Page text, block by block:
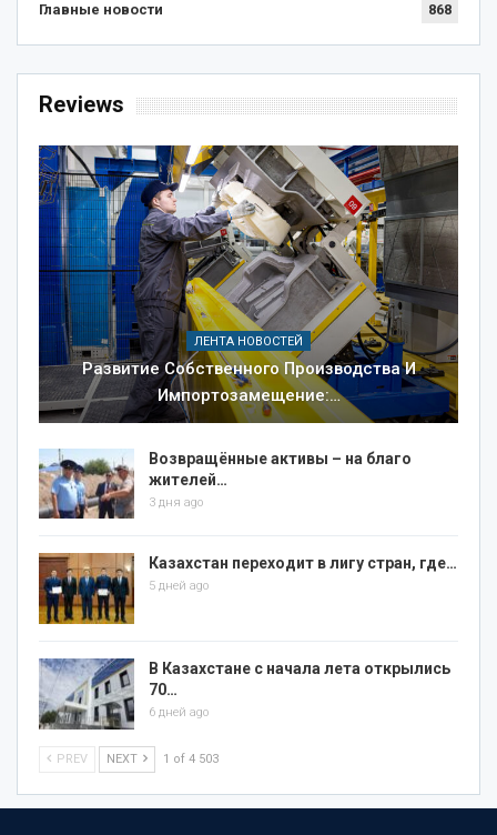
Главные новости 868
Reviews
ЛЕНТА НОВОСТЕЙ
Развитие Собственного Производства И
Импортозамещение:…
Возвращённые активы – на благо
жителей…
3 дня ago
Казахстан переходит в лигу стран, где…
5 дней ago
В Казахстане с начала лета открылись
70…
6 дней ago
PREV NEXT 1 of 4 503